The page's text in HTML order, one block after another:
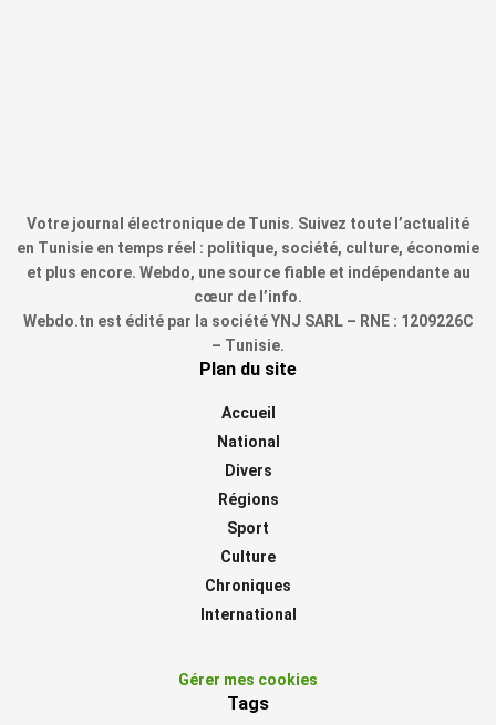
Votre journal électronique de Tunis. Suivez toute l’actualité
en Tunisie en temps réel : politique, société, culture, économie
et plus encore. Webdo, une source fiable et indépendante au
cœur de l’info.
Webdo.tn est édité par la société YNJ SARL – RNE : 1209226C
– Tunisie.
Plan du site
Accueil
National
Divers
Régions
Sport
Culture
Chroniques
International
Gérer mes cookies
Tags